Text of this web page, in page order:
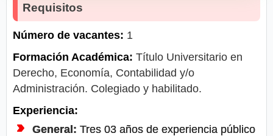
Requisitos
Número de vacantes: 1
Formación Académica: Título Universitario en
Derecho, Economía, Contabilidad y/o
Administración. Colegiado y habilitado.
Experiencia:
General: Tres 03 años de experiencia público